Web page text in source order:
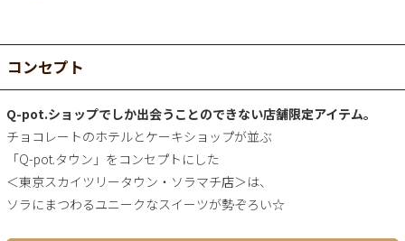
コンセプト
Q-pot.ショップでしか出会うことのできない店舗限定アイテム。
チョコレートのホテルとケーキショップが並ぶ
「Q-pot.タウン」をコンセプトにした
＜東京スカイツリータウン・ソラマチ店＞は、
ソラにまつわるユニークなスイーツが勢ぞろい☆